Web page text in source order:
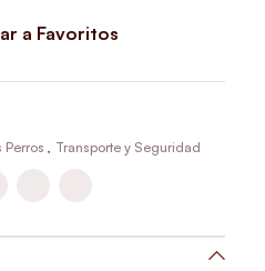
a Favoritos
Perros Transporte y Seguridad